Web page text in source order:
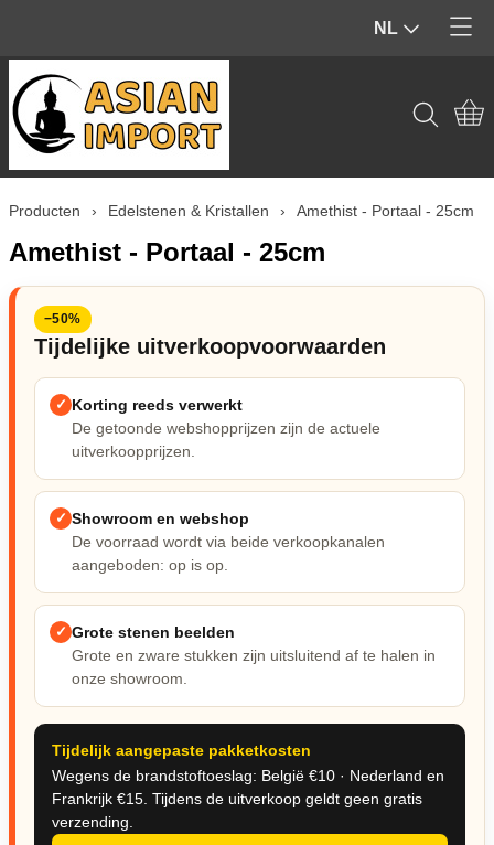
NL
Producten
Beelden & Sculpturen (Binnen)
Wierook & geur
Hout & Home Deco
Spiritueel & Ritueel
Nieuw & verwacht
Veilingen / Opbod
Mijn account
Producten › Edelstenen & Kristallen › Amethist - Portaal - 25cm
Amethist - Portaal - 25cm
−50%
Tijdelijke uitverkoopvoorwaarden
✓ Korting reeds verwerkt
De getoonde webshopprijzen zijn de actuele
uitverkoopprijzen.
✓ Showroom en webshop
De voorraad wordt via beide verkoopkanalen
aangeboden: op is op.
✓ Grote stenen beelden
Grote en zware stukken zijn uitsluitend af te halen in
onze showroom.
Tijdelijk aangepaste pakketkosten
Wegens de brandstoftoeslag: België €10 · Nederland en
Frankrijk €15. Tijdens de uitverkoop geldt geen gratis
verzending.